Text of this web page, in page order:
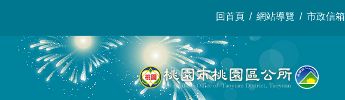
回首頁 網站導覽 市政信箱